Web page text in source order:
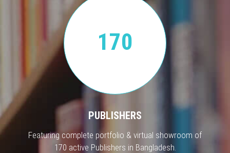
170
PUBLISHERS
Featuring complete portfolio & virtual showroom of
170 active Publishers in Bangladesh.